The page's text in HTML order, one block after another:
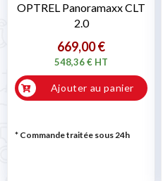
OPTREL Panoramaxx CLT
2.0
669,00 €
548,36 € HT
Ajouter au panier
* Commande traitée sous 24h